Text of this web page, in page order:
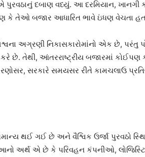
પુરવઠાનું દબાણ વધ્યું. આ દરમિયાન,
કે તેઓ બજાર આધારિત ભાવે ઇંધણ વેચતા
અગ્રણી નિકાસકારોમાંનો એક છે, પરંતુ
છે. તેથી, આંતરરાષ્ટ્રીય બજારમાં કોઈપણ
સરકારે સમયસર રીતે કામચલાઉ
થઈ ગઈ છે અને વૈશ્વિક ઉર્જા પુરવઠો
આનો અર્થ એ છે કે પરિવહન કંપનીઓ,